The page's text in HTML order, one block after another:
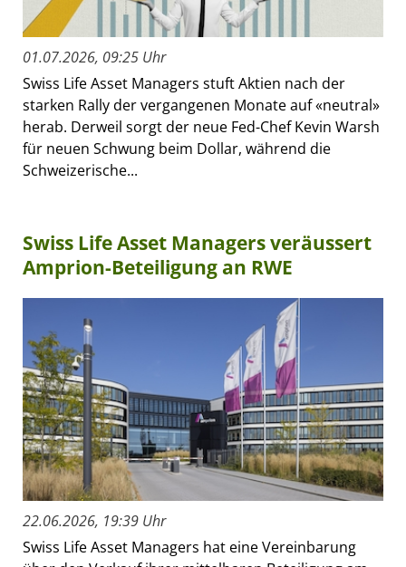
01.07.2026, 09:25 Uhr
Swiss Life Asset Managers stuft Aktien nach der
starken Rally der vergangenen Monate auf «neutral»
herab. Derweil sorgt der neue Fed-Chef Kevin Warsh
für neuen Schwung beim Dollar, während die
Schweizerische...
Swiss Life Asset Managers veräussert
Amprion-Beteiligung an RWE
22.06.2026, 19:39 Uhr
Swiss Life Asset Managers hat eine Vereinbarung